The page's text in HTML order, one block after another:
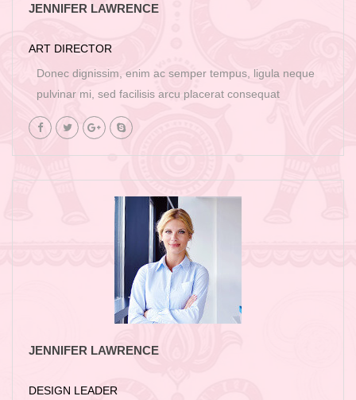
JENNIFER LAWRENCE
ART DIRECTOR
Donec dignissim, enim ac semper tempus, ligula neque
pulvinar mi, sed facilisis arcu placerat consequat
JENNIFER LAWRENCE
DESIGN LEADER